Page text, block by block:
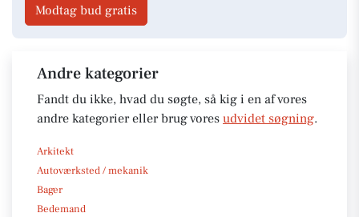
Modtag bud gratis
Andre kategorier
Fandt du ikke, hvad du søgte, så kig i en af vores
andre kategorier eller brug vores udvidet søgning.
Arkitekt
Autoværksted / mekanik
Bager
Bedemand